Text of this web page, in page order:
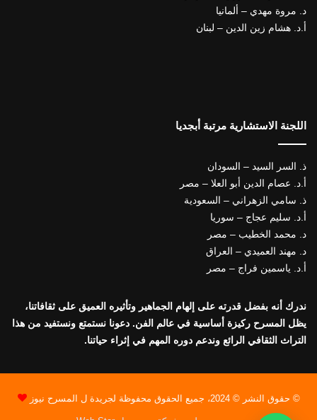
د. مروة مهدي – ألمانيا
أ.د. هشام زين الدين – لبنان
اللجنة الاستشارية مرتبة أبجديا
ذ. السر السيد – السودان
أ.د. عصام الدين أبو العلا – مصر
ذ. سامي الزهراني – السعودية
أ.د. سليم عجاج – سوريا
د. محمد الخطيب – مصر
د. مهند العميدي – العراق
أ.د. ياسمين فراج – مصر
ندرك أنه بفضل قدرته على إلهام الجماهير وتأثيره العميق على ثقافاتنا،
يظل المسرح ركيزة أساسية في عالم الفن. دعونا نستمتع ونستفيد من هذا
التراث الثقافي الرائع وندعم دوره المهم في إثراء حياتنا.
© حقوق النشر © 2024، جميع الحقوق محفوظة لجريدة ل المسرح نيوز